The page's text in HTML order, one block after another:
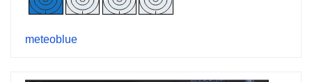
meteoblue